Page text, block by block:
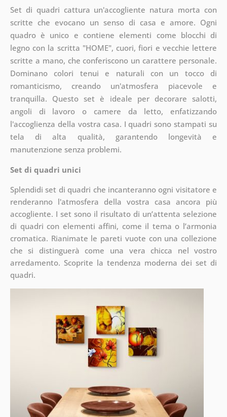
Set di quadri cattura un'accogliente natura morta con
scritte che evocano un senso di casa e amore. Ogni
quadro è unico e contiene elementi come blocchi di
legno con la scritta "HOME", cuori, fiori e vecchie lettere
scritte a mano, che conferiscono un carattere personale.
Dominano colori tenui e naturali con un tocco di
romanticismo, creando un'atmosfera piacevole e
tranquilla. Questo set è ideale per decorare salotti,
angoli di lavoro o camere da letto, enfatizzando
l'accoglienza della vostra casa. I quadri sono stampati su
tela di alta qualità, garantendo longevità e
manutenzione senza problemi.
Set di quadri unici
Splendidi set di quadri che incanteranno ogni visitatore e
renderanno l'atmosfera della vostra casa ancora più
accogliente. I set sono il risultato di un’attenta selezione
di quadri con elementi affini, come il tema o l’armonia
cromatica. Rianimate le pareti vuote con una collezione
che si distinguerà come una vera chicca nel vostro
arredamento. Scoprite la tendenza moderna dei set di
quadri.